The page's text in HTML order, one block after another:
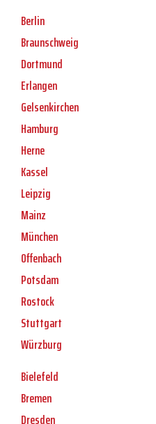
Berlin
Braunschweig
Dortmund
Erlangen
Gelsenkirchen
Hamburg
Herne
Kassel
Leipzig
Mainz
München
Offenbach
Potsdam
Rostock
Stuttgart
Würzburg
Bielefeld
Bremen
Dresden